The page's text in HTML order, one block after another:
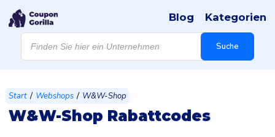
Products
search Suche
Blog Kategorien
Start / Webshops / W&W-Shop
W&W-Shop Rabattcodes